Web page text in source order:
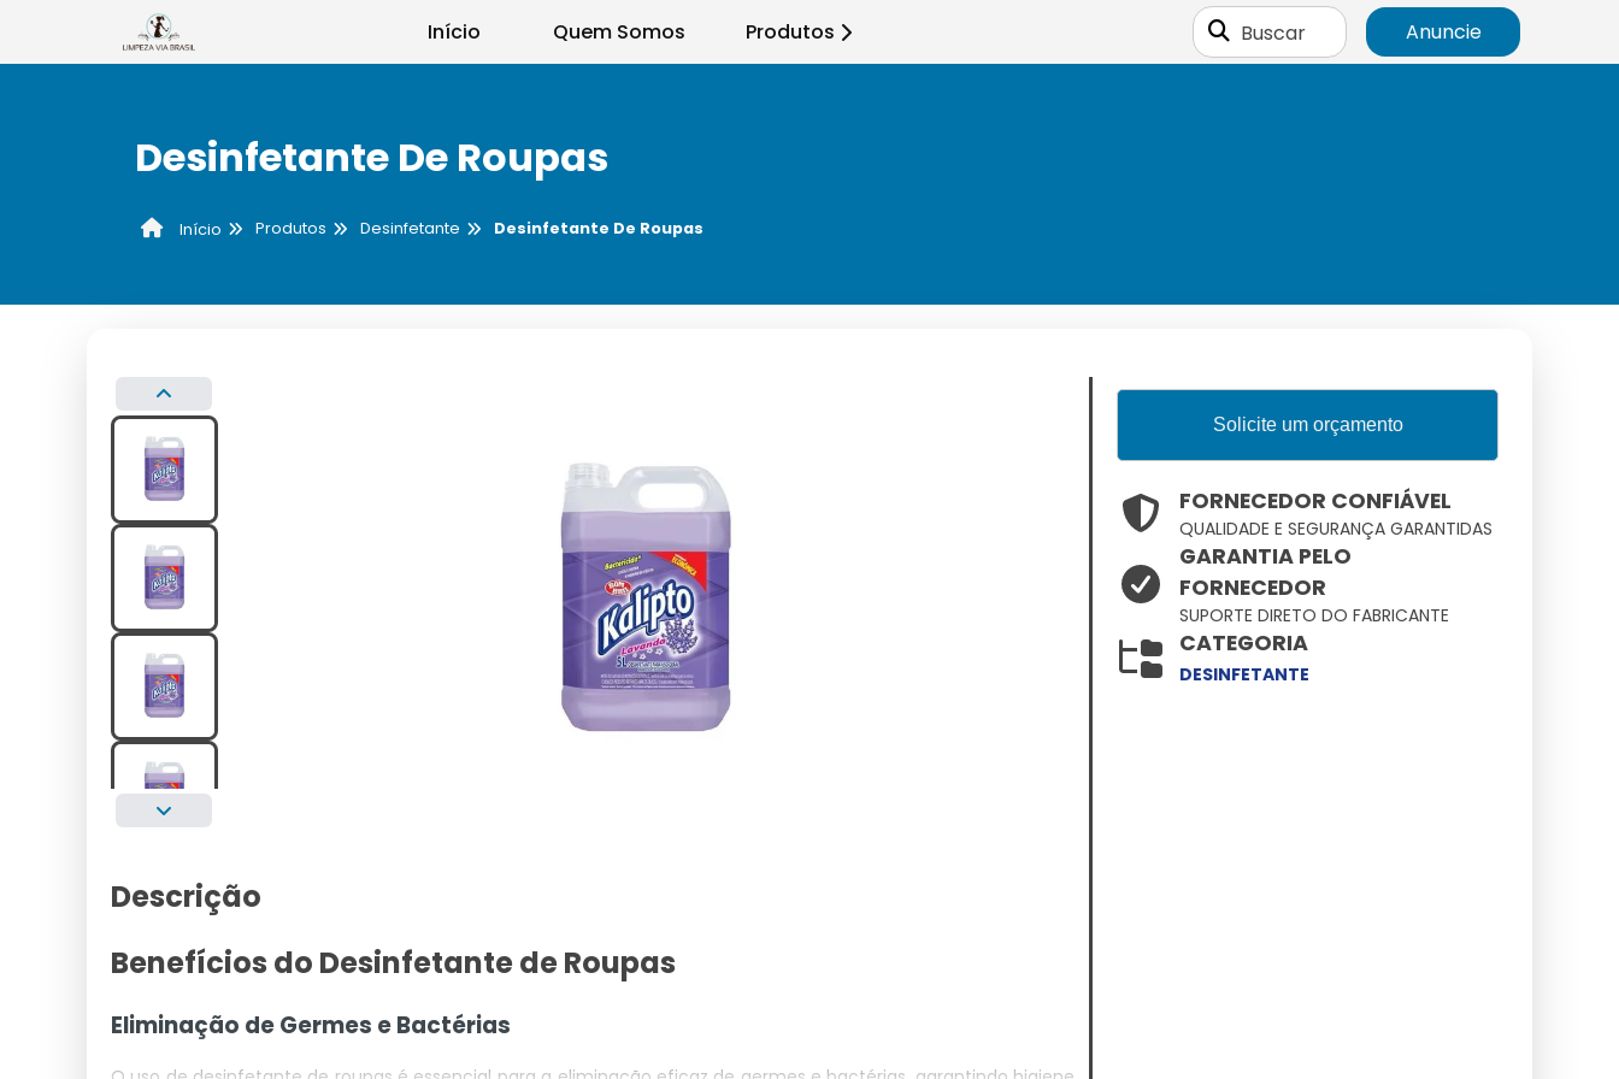
Início Quem Somos Produtos Buscar Anuncie
Desinfetante De Roupas
Início Produtos Desinfetante Desinfetante De Roupas
Descrição
Benefícios do Desinfetante de Roupas
Eliminação de Germes e Bactérias
Solicite um orçamento
FORNECEDOR CONFIÁVEL
QUALIDADE E SEGURANÇA GARANTIDAS
GARANTIA PELO
FORNECEDOR
SUPORTE DIRETO DO FABRICANTE
CATEGORIA
DESINFETANTE